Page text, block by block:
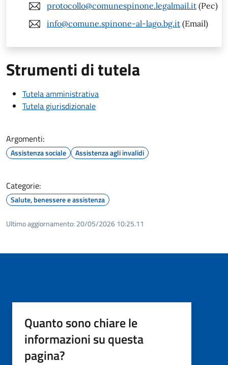
protocollo@comunespinone.legalmail.it (Pec)
info@comune.spinone-al-lago.bg.it (Email)
Strumenti di tutela
Tutela amministrativa
Tutela giurisdizionale
Argomenti:
Assistenza sociale Assistenza agli invalidi
Categorie:
Salute, benessere e assistenza
Ultimo aggiornamento: 20/05/2026 10:25.11
Quanto sono chiare le
informazioni su questa
pagina?